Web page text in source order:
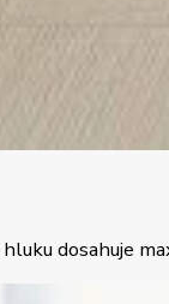
dosahuje